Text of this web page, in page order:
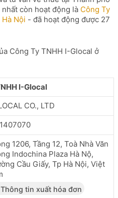
còn hoạt động là Công Ty
Nội - đã hoạt động được 27
Công Ty TNHH I-Glocal ở
I-Glocal
CO., LTD
1206, Tầng 12, Toà Nhà Văn
Indochina Plaza Hà Nộ,
Cầu Giấy, Tp Hà Nội, Việt
Thông tin xuất hóa đơn